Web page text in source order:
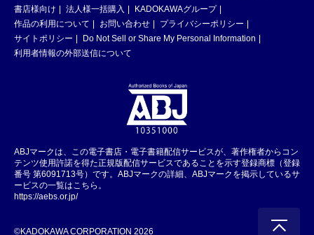
書店様向け
法人様一括購入
KADOKAWAグループ
作品の利用について
お問い合わせ
プライバシーポリシー
サイトポリシー
Do Not Sell or Share My Personal Information
利用者情報の外部送信について
ABJマークは、この電子書店・電子書籍配信サービスが、著作権者からコン
テンツ使用許諾を得た正規版配信サービスであることを示す登録商標（登録
番号 第6091713号）です。ABJマークの詳細、ABJマークを掲示しているサ
ービスの一覧はこちら。
https://aebs.or.jp/
©KADOKAWA CORPORATION 2026